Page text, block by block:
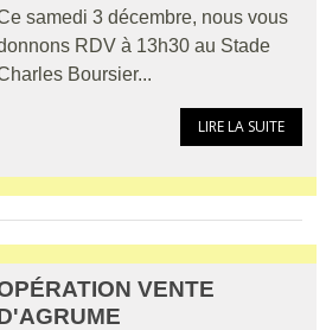
samedi 3 décembre, nous vous
RDV à 13h30 au Stade
Boursier...
LIRE LA SUITE
VENTE